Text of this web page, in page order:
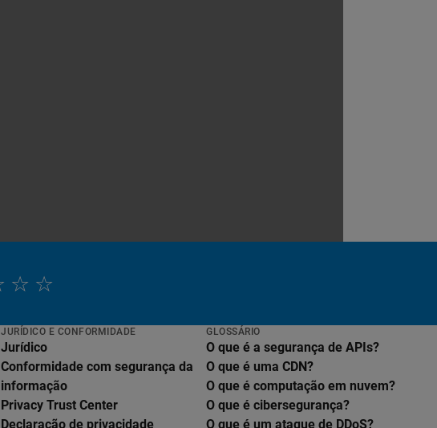
JURÍDICO E CONFORMIDADE
Jurídico
Conformidade com segurança da
informação
Privacy Trust Center
Declaração de privacidade
GLOSSÁRIO
O que é a segurança de APIs?
O que é uma CDN?
O que é computação em nuvem?
O que é cibersegurança?
O que é um ataque de DDoS?